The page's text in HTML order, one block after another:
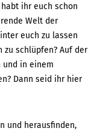
ihr euch schon
Welt der
euch zu lassen
zu schlüpfen? Auf der
und in einem
Dann seid ihr hier
und herausfinden,